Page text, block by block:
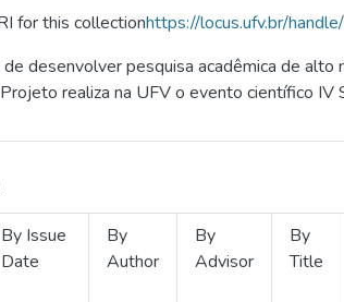
for this collectionhttps://locus.ufv.br/
de desenvolver pesquisa acadêmica de
realiza na UFV o evento científico
By Issue
Date
By
Author
By
Advisor
By
Title